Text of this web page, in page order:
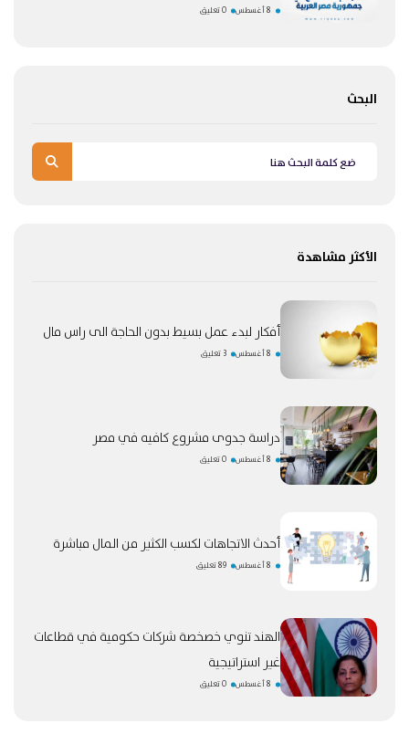
8 أغسطس 0 تعليق
البحث
الأكثر مشاهدة
أفكار لبدء عمل بسيط بدون الحاجة الى راس مال
8 أغسطس 3 تعليق
دراسة جدوى مشروع كافيه في مصر
8 أغسطس 0 تعليق
أحدث الاتجاهات لكسب الكثير من المال مباشرة
8 أغسطس 89 تعليق
الهند تنوي خصخصة شركات حكومية في قطاعات
غير استراتيجية
8 أغسطس 0 تعليق